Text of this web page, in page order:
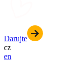
Darujte
cz
en